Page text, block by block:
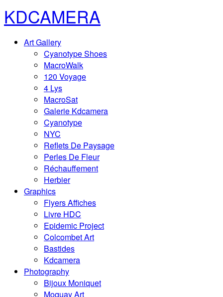
KDCAMERA
Art Gallery
Cyanotype Shoes
MacroWalk
120 Voyage
4 Lys
MacroSat
Galerie Kdcamera
Cyanotype
NYC
Reflets De Paysage
Perles De Fleur
Réchauffement
Herbier
Graphics
Flyers Affiches
Livre HDC
Epidemic Project
Colcombet Art
Bastides
Kdcamera
Photography
Bijoux Moniquet
Moquay Art